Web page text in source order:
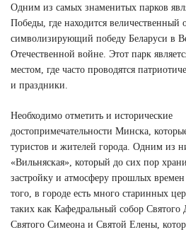
Одним из самых знаменитых парков
Победы, где находится величественный
символизирующий победу Беларуси в
Отечественной войне. Этот парк
местом, где часто проводятся
и праздники.
Необходимо отметить и исторические
достопримечательности Минска,
туристов и жителей города. Одним из
«Вильняская», который до сих пор
застройку и атмосферу прошлых
того, в городе есть много старинных
таких как Кафедральный собор Святого
Святого Симеона и Святой Елены,